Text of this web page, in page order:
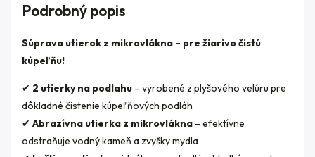
Podrobný popis
Súprava utierok z mikrovlákna – pre žiarivo čistú
kúpeľňu!
✔ 2 utierky na podlahu – vyrobené z plyšového velúru pre
dôkladné čistenie kúpeľňových podláh
✔ Abrazívna utierka z mikrovlákna – efektívne
odstraňuje vodný kameň a zvyšky mydla